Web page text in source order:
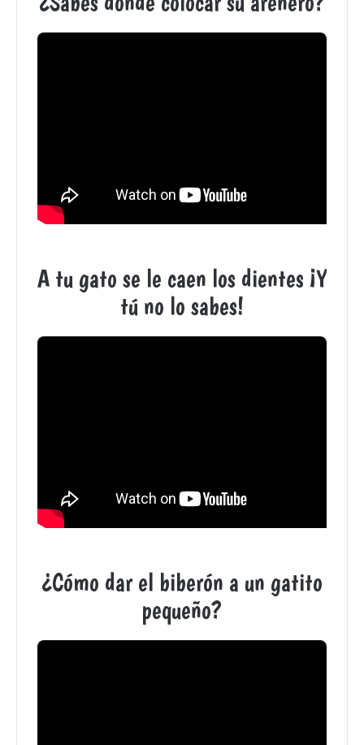
A tu gato se le caen los dientes ¡Y
tú no lo sabes!
¿Cómo dar el biberón a un gatito
pequeño?